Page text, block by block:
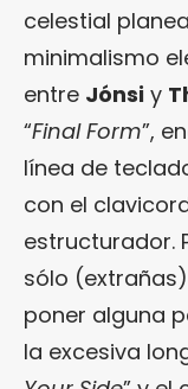
celestial
minimalismo
entre Jónsi y
“Final Form”,
línea de
con el
estructurador.
sólo
poner alguna
la excesiva